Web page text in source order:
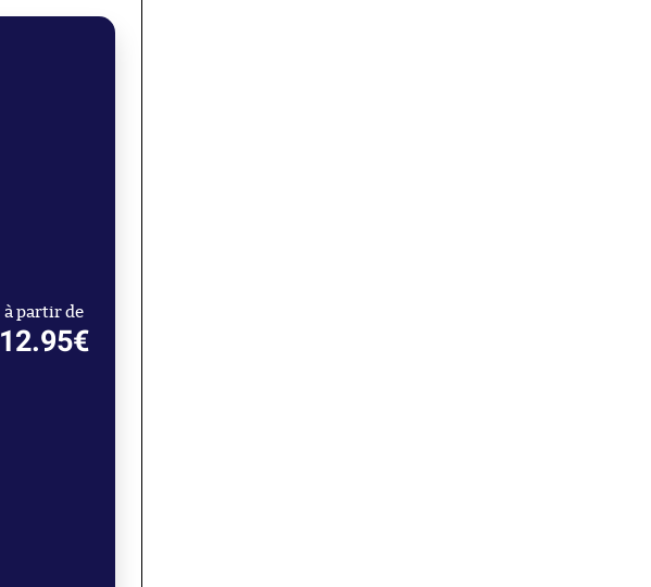
à partir de
12.95€